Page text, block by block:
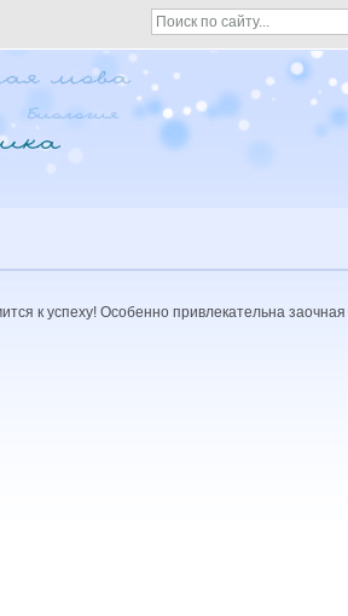
к успеху! Особенно привлекательна